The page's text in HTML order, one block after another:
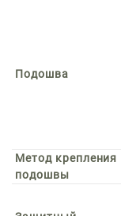
Подошва
Метод крепления
подошвы